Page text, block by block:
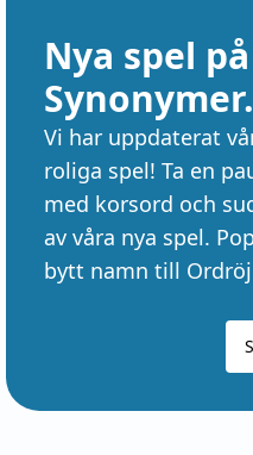
Nya spel på
Vi har uppdaterat
roliga spel! Ta en
med korsord och
av våra nya spel.
bytt namn till